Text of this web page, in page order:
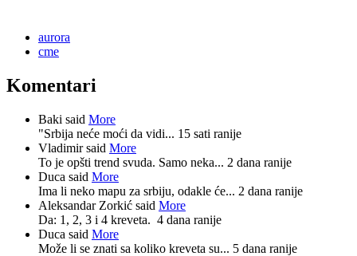
aurora
cme
Komentari
Baki said More
"Srbija neće moći da vidi... 15 sati ranije
Vladimir said More
To je opšti trend svuda. Samo neka... 2 dana ranije
Duca said More
Ima li neko mapu za srbiju, odakle će... 2 dana ranije
Aleksandar Zorkić said More
Da: 1, 2, 3 i 4 kreveta. 4 dana ranije
Duca said More
Može li se znati sa koliko kreveta su... 5 dana ranije